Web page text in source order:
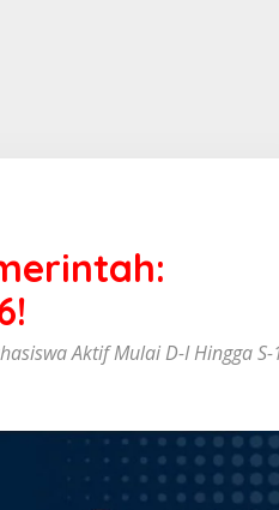
Aktif Mulai D-I Hingga S-